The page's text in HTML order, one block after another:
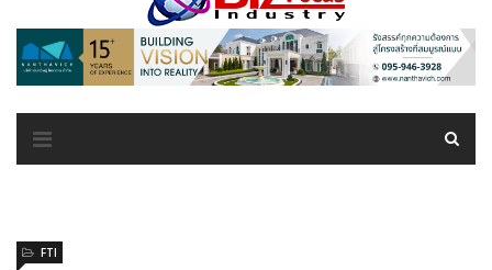
FTI